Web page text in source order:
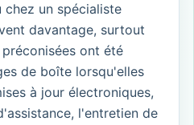
chez un spécialiste
davantage, surtout
ont été
de boîte lorsqu'elles
à jour électroniques,
l'entretien de